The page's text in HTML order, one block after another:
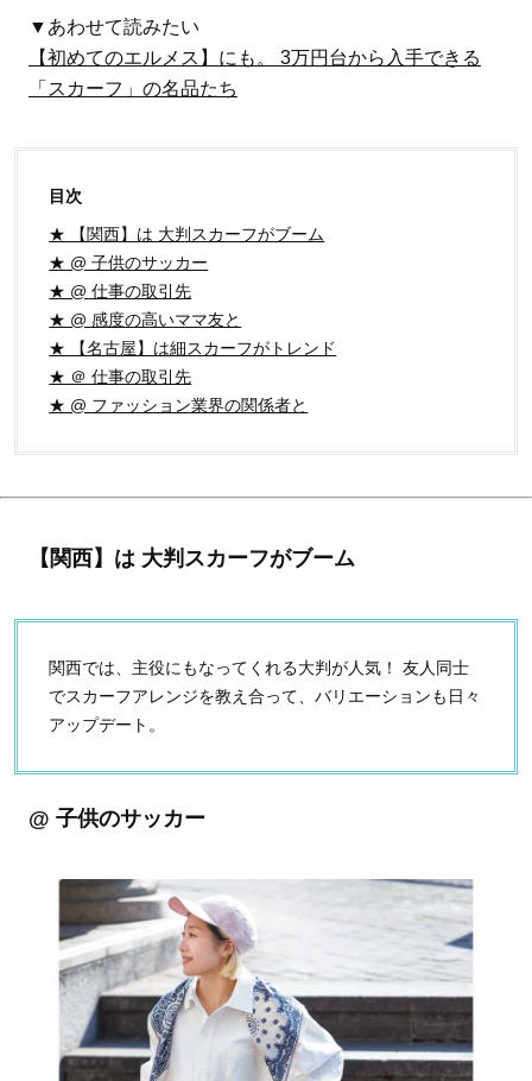
▼あわせて読みたい
【初めてのエルメス】にも。 3万円台から入手できる
「スカーフ」の名品たち
目次
★ 【関西】は 大判スカーフがブーム
★ @ 子供のサッカー
★ @ 仕事の取引先
★ @ 感度の高いママ友と
★ 【名古屋】は細スカーフがトレンド
★ ＠ 仕事の取引先
★ @ ファッション業界の関係者と
【関西】は 大判スカーフがブーム
関西では、主役にもなってくれる大判が人気！ 友人同士
でスカーフアレンジを教え合って、バリエーションも日々
アップデート。
@ 子供のサッカー